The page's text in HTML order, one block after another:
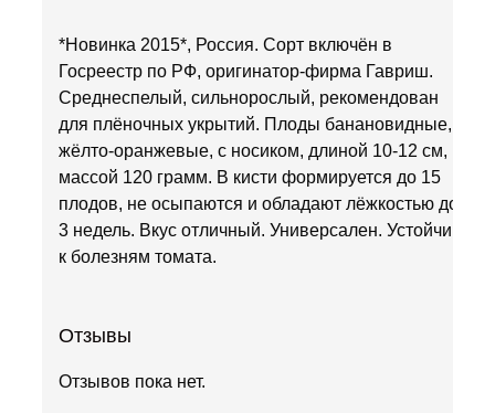
*Новинка 2015*, Россия. Сорт включён в
Госреестр по РФ, оригинатор-фирма Гавриш.
Среднеспелый, сильнорослый, рекомендован
для плёночных укрытий. Плоды банановидные,
жёлто-оранжевые, с носиком, длиной 10-12 см,
массой 120 грамм. В кисти формируется до 15
плодов, не осыпаются и обладают лёжкостью до
3 недель. Вкус отличный. Универсален. Устойчив
к болезням томата.
Отзывы
Отзывов пока нет.